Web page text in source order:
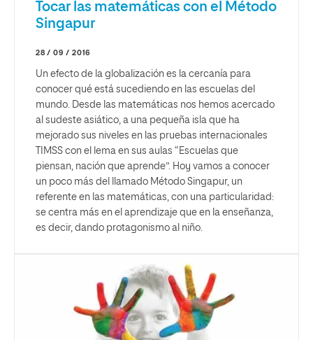
Tocar las matemáticas con el Método
Singapur
28 / 09 / 2016
Un efecto de la globalización es la cercanía para
conocer qué está sucediendo en las escuelas del
mundo. Desde las matemáticas nos hemos acercado
al sudeste asiático, a una pequeña isla que ha
mejorado sus niveles en las pruebas internacionales
TIMSS con el lema en sus aulas “Escuelas que
piensan, nación que aprende”. Hoy vamos a conocer
un poco más del llamado Método Singapur, un
referente en las matemáticas, con una particularidad:
se centra más en el aprendizaje que en la enseñanza,
es decir, dando protagonismo al niño.